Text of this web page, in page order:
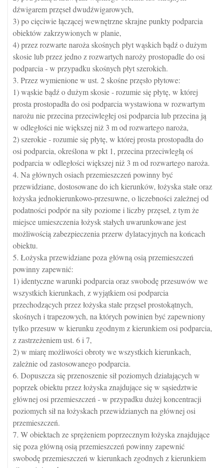
dźwigarem przęseł dwudźwigarowych,
3) po cięciwie łączącej wewnętrzne skrajne punkty podparcia
obiektów zakrzywionych w planie,
4) przez rozwarte naroża skośnych płyt wąskich bądź o dużym
skosie lub przez jedno z rozwartych naroży prostopadle do osi
podparcia - w przypadku skośnych płyt szerokich.
3. Przez wymienione w ust. 2 skośne przęsło płytowe:
1) wąskie bądź o dużym skosie - rozumie się płytę, w której
prosta prostopadła do osi podparcia wystawiona w rozwartym
narożu nie przecina przeciwległej osi podparcia lub przecina ją
w odległości nie większej niż 3 m od rozwartego naroża,
2) szerokie - rozumie się płytę, w której prosta prostopadła do
osi podparcia, określona w pkt 1, przecina przeciwległą oś
podparcia w odległości większej niż 3 m od rozwartego naroża.
4. Na głównych osiach przemieszczeń powinny być
przewidziane, dostosowane do ich kierunków, łożyska stałe oraz
łożyska jednokierunkowo-przesuwne, o liczebności zależnej od
podatności podpór na siły poziome i liczby przęseł, z tym że
miejsce umieszczenia łożysk stałych uwarunkowane jest
możliwością zabezpieczenia przerw dylatacyjnych na końcach
obiektu.
5. Łożyska przewidziane poza główną osią przemieszczeń
powinny zapewnić:
1) identyczne warunki podparcia oraz swobodę przesuwów we
wszystkich kierunkach, z wyjątkiem osi podparcia
przechodzących przez łożyska stałe przęseł prostokątnych,
skośnych i trapezowych, na których powinien być zapewniony
tylko przesuw w kierunku zgodnym z kierunkiem osi podparcia,
z zastrzeżeniem ust. 6 i 7,
2) w miarę możliwości obroty we wszystkich kierunkach,
zależnie od zastosowanego podparcia.
6. Dopuszcza się przenoszenie sił poziomych działających w
poprzek obiektu przez łożyska znajdujące się w sąsiedztwie
głównej osi przemieszczeń - w przypadku dużej koncentracji
poziomych sił na łożyskach przewidzianych na głównej osi
przemieszczeń.
7. W obiektach ze sprężeniem poprzecznym łożyska znajdujące
się poza główną osią przemieszczeń powinny zapewnić
swobodę przemieszczeń w kierunkach zgodnych z kierunkiem